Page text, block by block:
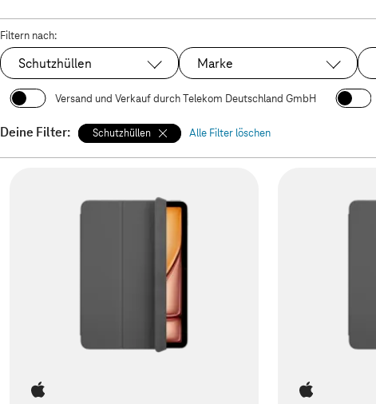
Filtern nach:
Ausgewählt:
Schutzhüllen Marke
Versand und Verkauf durch Telekom Deutschland GmbH
Deine Filter: Schutzhüllen Alle Filter löschen